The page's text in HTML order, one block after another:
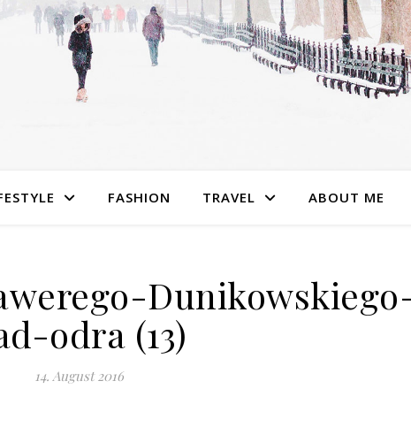
FASHION TRAVEL ABOUT ME
odra (13)
14. August 2016